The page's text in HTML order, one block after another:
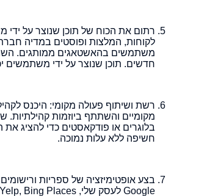
רתום את הכוח של תוכן שנוצר על ידי
לקוחות, המלצות ופוסטים במדיה
משתמשים בהאשטאגים ממותגים.
חדשים. תוכן שנוצר על ידי משתמשים
רשת ושיתוף פעולה מקומי: היכנס
מקומיים והשתתף ביוזמות
בלוגרים או פודקאסטים כדי להציג
חשיפה ללא עלות נמוכה.
בצע אופטימיזציה של ספריות